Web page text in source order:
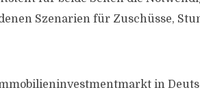
Szenarien für Zuschüsse,
in